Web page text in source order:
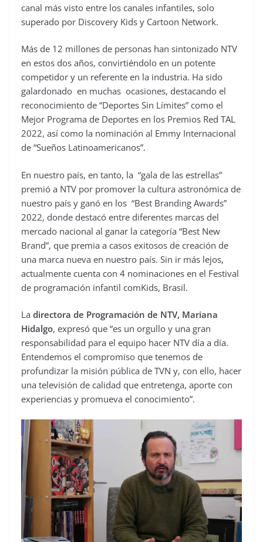
canal más visto entre los canales infantiles, solo
superado por Discovery Kids y Cartoon Network.
Más de 12 millones de personas han sintonizado NTV
en estos dos años, convirtiéndolo en un potente
competidor y un referente en la industria. Ha sido
galardonado en muchas ocasiones, destacando el
reconocimiento de “Deportes Sin Límites” como el
Mejor Programa de Deportes en los Premios Red TAL
2022, así como la nominación al Emmy Internacional
de “Sueños Latinoamericanos”.
En nuestro país, en tanto, la “gala de las estrellas”
premió a NTV por promover la cultura astronómica de
nuestro país y ganó en los “Best Branding Awards”
2022, donde destacó entre diferentes marcas del
mercado nacional al ganar la categoría “Best New
Brand”, que premia a casos exitosos de creación de
una marca nueva en nuestro país. Sin ir más lejos,
actualmente cuenta con 4 nominaciones en el Festival
de programación infantil comKids, Brasil.
La directora de Programación de NTV, Mariana
Hidalgo, expresó que “es un orgullo y una gran
responsabilidad para el equipo hacer NTV día a día.
Entendemos el compromiso que tenemos de
profundizar la misión pública de TVN y, con ello, hacer
una televisión de calidad que entretenga, aporte con
experiencias y promueva el conocimiento”.